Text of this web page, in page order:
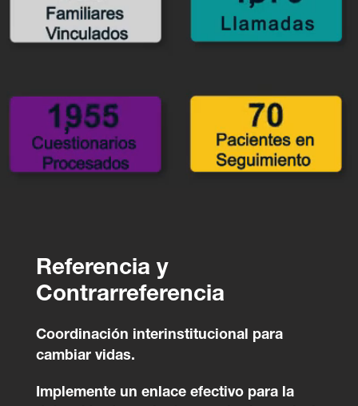
Referencia y
Contrarreferencia
Coordinación interinstitucional para
cambiar vidas.
Implemente un enlace efectivo para la